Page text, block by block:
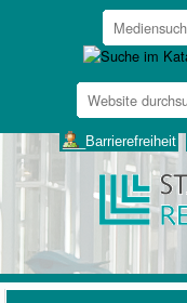
Website
durchsuchen
___Barrierefreiheit